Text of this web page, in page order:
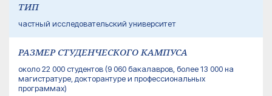
ТИП
частный исследовательский университет
РАЗМЕР СТУДЕНЧЕСКОГО КАМПУСА
около 22 000 студентов (9 060 бакалавров, более 13 000 на
магистратуре, докторантуре и профессиональных
программах)